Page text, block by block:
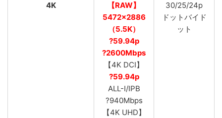
4K
【RAW】
5472×2886
（5.5K）
?59.94p
?2600Mbps
【4K DCI】
?59.94p
ALL-I/IPB
?940Mbps
【4K UHD】
30/25/24p
ドットバイド
ット